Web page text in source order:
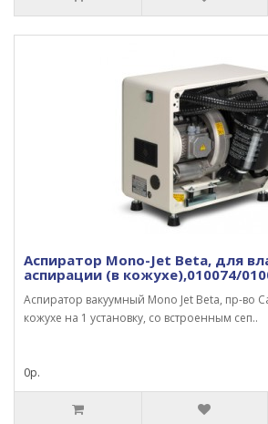
Аспиратор Mono-Jet Beta, для
аспирации (в кожухе),010074/
Аспиратор вакуумный Mono Jet Beta, пр-во
кожухе на 1 установку, со встроенным сеп..
0р.